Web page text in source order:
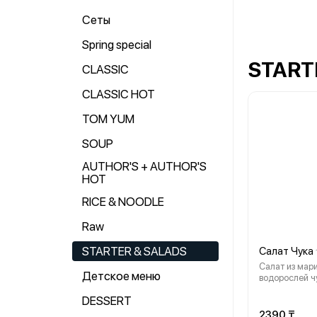
Сеты
Spring special
CLASSIC
CLASSIC HOT
TOM YUM
SOUP
AUTHOR'S + AUTHOR'S
HOT
RICE & NOODLE
Raw
STARTER & SALADS
Детское меню
DESSERT
Салат Чука
Салат из
водорослей
ореховым